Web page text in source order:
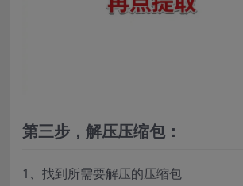
第三步，解压压缩包：
1、找到所需要解压的压缩包